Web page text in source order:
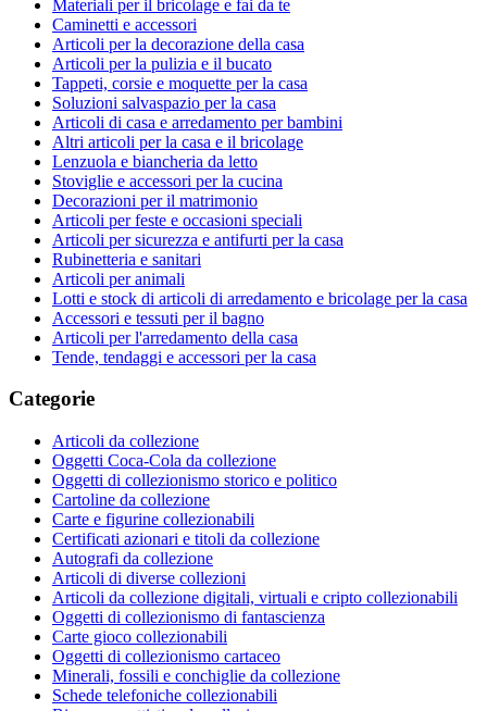
Materiali per il bricolage e fai da te
Caminetti e accessori
Articoli per la decorazione della casa
Articoli per la pulizia e il bucato
Tappeti, corsie e moquette per la casa
Soluzioni salvaspazio per la casa
Articoli di casa e arredamento per bambini
Altri articoli per la casa e il bricolage
Lenzuola e biancheria da letto
Stoviglie e accessori per la cucina
Decorazioni per il matrimonio
Articoli per feste e occasioni speciali
Articoli per sicurezza e antifurti per la casa
Rubinetteria e sanitari
Articoli per animali
Lotti e stock di articoli di arredamento e bricolage per la casa
Accessori e tessuti per il bagno
Articoli per l'arredamento della casa
Tende, tendaggi e accessori per la casa
Categorie
Articoli da collezione
Oggetti Coca-Cola da collezione
Oggetti di collezionismo storico e politico
Cartoline da collezione
Carte e figurine collezionabili
Certificati azionari e titoli da collezione
Autografi da collezione
Articoli di diverse collezioni
Articoli da collezione digitali, virtuali e cripto collezionabili
Oggetti di collezionismo di fantascienza
Carte gioco collezionabili
Oggetti di collezionismo cartaceo
Minerali, fossili e conchiglie da collezione
Schede telefoniche collezionabili